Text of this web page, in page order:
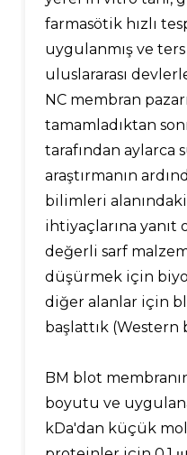
farmasötik hızlı
uygulanmış ve
uluslararası
NC membran
tamamladıktan
tarafından aylarca
araştırmanın
bilimleri alanındaki
ihtiyaçlarına yanıt
değerli sarf
düşürmek için
diğer alanlar için
başlattık (Western
BM blot
boyutu ve
kDa'dan küçük